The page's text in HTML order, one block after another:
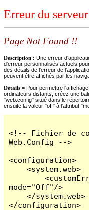
Erreur du
Page Not Found !!
Description : Une erreur
d'erreur personnalisés actuels
des détails de l'erreur de
peuvent être affichés par les
Détails = Pour permettre
ordinateurs distants, créez une
"web.config" situé dans le
ensuite la valeur "off" à l'attribut
<!-- Fichier de
Web.Config -->
<configuration>
    <system.web>
        <customErrors
mode="Off"/>
    </system.web>
</configuration>